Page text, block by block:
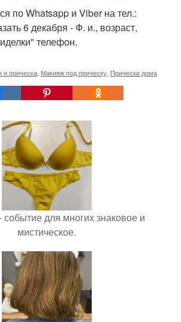
по Whatsapp и Viber на тел.:
6 декабря - Ф. и., возраст,
телефон.
прическа Макияж под прическу Прически дома
для многих знаковое и
мистическое.